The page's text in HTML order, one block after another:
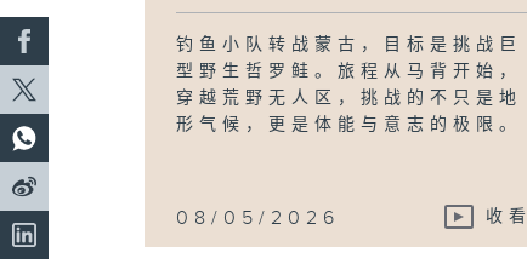
钓鱼小队转战蒙古，目标是挑战巨
型野生哲罗鲑。旅程从马背开始，
穿越荒野无人区，挑战的不只是地
形气候，更是体能与意志的极限。
08/05/2026 收看